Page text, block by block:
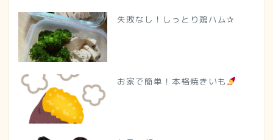
失敗なし！しっとり鶏ハム✰
お家で簡単！本格焼きいも